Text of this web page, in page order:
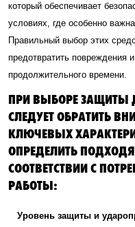
который обеспечивает
условиях, где особенно
Правильный выбор этих
предотвратить повреждения
продолжительного времени.
ПРИ ВЫБОРЕ ЗАЩИТЫ
СЛЕДУЕТ ОБРАТИТЬ
КЛЮЧЕВЫХ
ОПРЕДЕЛИТЬ
СООТВЕТСТВИИ С
РАБОТЫ:
Уровень защиты и